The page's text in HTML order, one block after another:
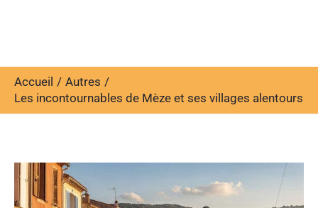
Accueil
Autres
Les incontournables de Mèze et ses villages alentours